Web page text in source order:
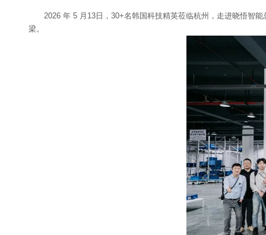
2026 年 5 月13日，30+名韩国科技精英莅临杭州，走进晓悟智
梁。